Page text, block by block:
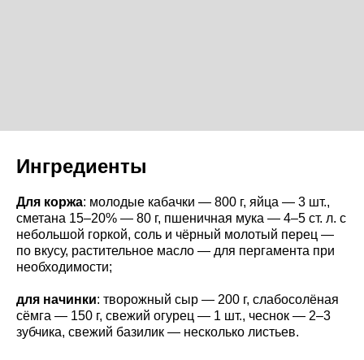
Ингредиенты
Для коржа: молодые кабачки — 800 г, яйца — 3 шт.,
сметана 15–20% — 80 г, пшеничная мука — 4–5 ст. л. с
небольшой горкой, соль и чёрный молотый перец —
по вкусу, растительное масло — для пергамента при
необходимости;
для начинки: творожный сыр — 200 г, слабосолёная
сёмга — 150 г, свежий огурец — 1 шт., чеснок — 2–3
зубчика, свежий базилик — несколько листьев.